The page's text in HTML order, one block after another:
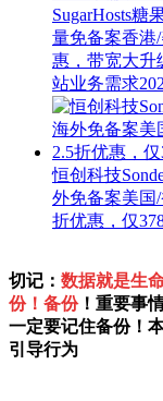
SugarHosts
量免备案香港
惠，带宽大升
站业务需求
恒创科技
外免备案美国
折优惠，仅
切记： 数据就是生
份！备份！重要事
一定要记住备份！
引导行为